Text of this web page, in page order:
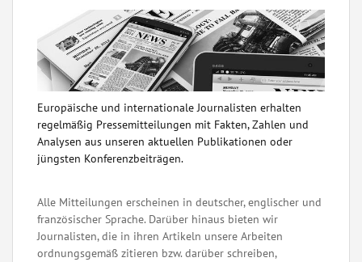
Europäische und internationale Journalisten erhalten
regelmäßig Pressemitteilungen mit Fakten, Zahlen und
Analysen aus unseren aktuellen Publikationen oder
jüngsten Konferenzbeiträgen.
Alle Mitteilungen erscheinen in deutscher, englischer und
französischer Sprache. Darüber hinaus bieten wir
Journalisten, die in ihren Artikeln unsere Arbeiten
ordnungsgemäß zitieren bzw. darüber schreiben,